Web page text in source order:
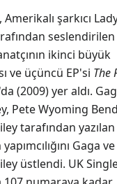
çıktı.
yayımladığı "Bad
single'ının klibi, En
Grammy Ödülü ile
Yılın Video
yedi MTV Video
Bir sonraki yıl
yönetmenliğinde
"Telephone"
klibi, Yılın Video
ikinci stüdyo
Born This Way
, remiks
Born This Way: The
Ball Tour
oluşan
Lady
Monster Ball Tour: At
Square GardenDVD'si
Gaga'yı
hazırladığı
Amerikalı şarkıcı
ikinci büyük
ve üçüncü EP'si The
(2009) yer aldı.
Pete Wyoming
tarafından yazılan
Gaga ve
üstlendi. UK